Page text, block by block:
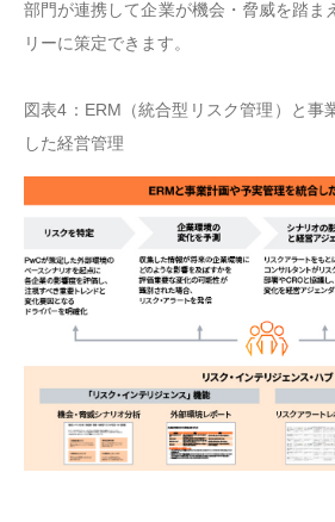
部門が連携して企業が機会・脅威を踏ま
リーに策定できます。
図表4：ERM（統合型リスク管理）と事
した経営管理